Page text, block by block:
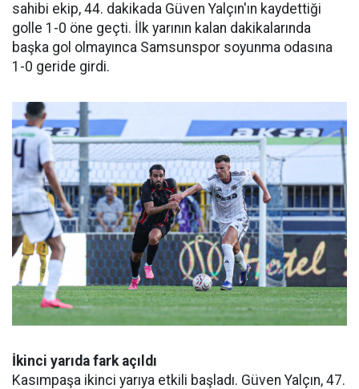
sahibi ekip, 44. dakikada Güven Yalçın'ın kaydettiği
golle 1-0 öne geçti. İlk yarının kalan dakikalarında
başka gol olmayınca Samsunspor soyunma odasına
1-0 geride girdi.
İkinci yarıda fark açıldı
Kasımpaşa ikinci yarıya etkili başladı. Güven Yalçın, 47.